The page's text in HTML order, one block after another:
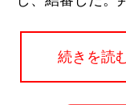
続きを読